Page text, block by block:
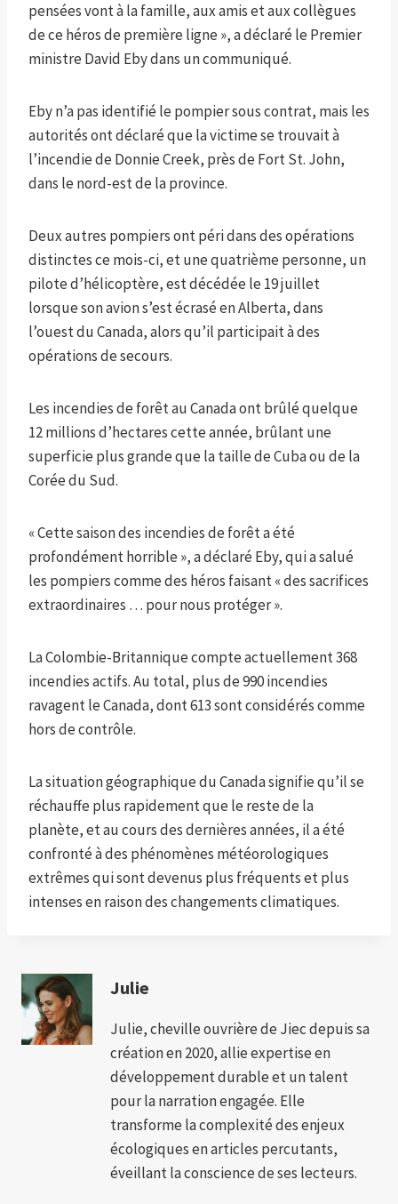
pensées vont à la famille, aux amis et aux collègues
de ce héros de première ligne », a déclaré le Premier
ministre David Eby dans un communiqué.
Eby n’a pas identifié le pompier sous contrat, mais les
autorités ont déclaré que la victime se trouvait à
l’incendie de Donnie Creek, près de Fort St. John,
dans le nord-est de la province.
Deux autres pompiers ont péri dans des opérations
distinctes ce mois-ci, et une quatrième personne, un
pilote d’hélicoptère, est décédée le 19 juillet
lorsque son avion s’est écrasé en Alberta, dans
l’ouest du Canada, alors qu’il participait à des
opérations de secours.
Les incendies de forêt au Canada ont brûlé quelque
12 millions d’hectares cette année, brûlant une
superficie plus grande que la taille de Cuba ou de la
Corée du Sud.
« Cette saison des incendies de forêt a été
profondément horrible », a déclaré Eby, qui a salué
les pompiers comme des héros faisant « des sacrifices
extraordinaires … pour nous protéger ».
La Colombie-Britannique compte actuellement 368
incendies actifs. Au total, plus de 990 incendies
ravagent le Canada, dont 613 sont considérés comme
hors de contrôle.
La situation géographique du Canada signifie qu’il se
réchauffe plus rapidement que le reste de la
planète, et au cours des dernières années, il a été
confronté à des phénomènes météorologiques
extrêmes qui sont devenus plus fréquents et plus
intenses en raison des changements climatiques.
Julie
Julie, cheville ouvrière de Jiec depuis sa
création en 2020, allie expertise en
développement durable et un talent
pour la narration engagée. Elle
transforme la complexité des enjeux
écologiques en articles percutants,
éveillant la conscience de ses lecteurs.